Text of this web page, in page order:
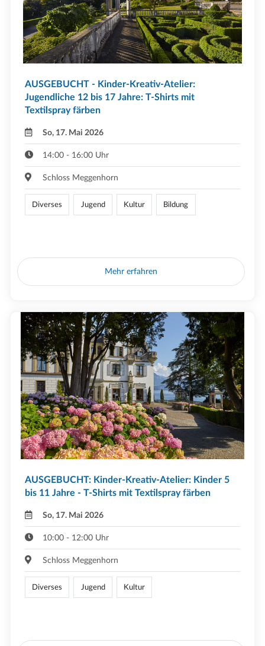
AUSGEBUCHT - Kinder-Kreativ-Atelier:
Jugendliche 12 bis 17 Jahre: T-Shirts mit
Textilspray färben
So, 17. Mai 2026
14:00 - 16:00 Uhr
Schloss Meggenhorn
Diverses Jugend Kultur Bildung
Mehr erfahren
AUSGEBUCHT: Kinder-Kreativ-Atelier: Kinder 5
bis 11 Jahre - T-Shirts mit Textilspray färben
So, 17. Mai 2026
10:00 - 12:00 Uhr
Schloss Meggenhorn
Diverses Jugend Kultur